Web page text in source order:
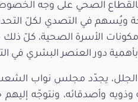
بالقطاع الصحي على وجه
ويُسهم في التصدي لكلّ
الأسرة الصحية، كلّ ذلك
دور العنصر البشري في
يجدّد مجلس نواب
وذويه وأصدقائه، ونتوجّه